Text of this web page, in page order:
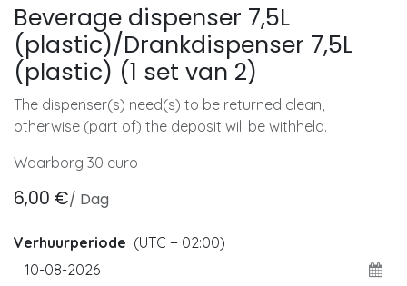
Beverage dispenser 7,5L
(plastic)/Drankdispenser 7,5L
(plastic) (1 set van 2)
The dispenser(s) need(s) to be returned clean,
otherwise (part of) the deposit will be withheld.
Waarborg 30 euro
6,00 €/ Dag
Verhuurperiode (UTC + 02:00)